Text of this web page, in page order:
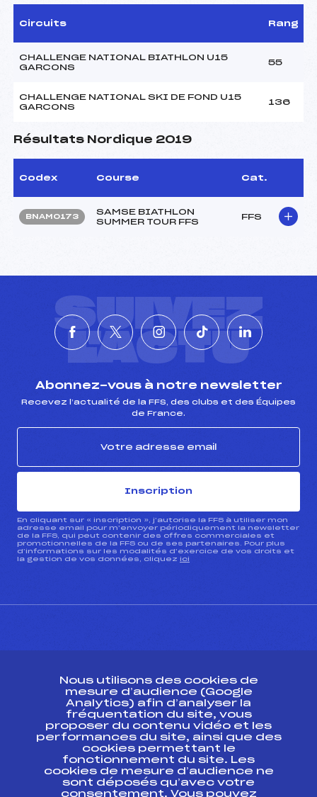
Circuits Rang
CHALLENGE NATIONAL BIATHLON U15
GARCONS
55
CHALLENGE NATIONAL SKI DE FOND U15
GARCONS
136
Résultats Nordique 2019
Codex Course Cat.
BNAM0173
SAMSE BIATHLON
SUMMER TOUR FFS
FFS
SUIVEZ
L'ACTU
Abonnez-vous à notre newsletter
Recevez l’actualité de la FFS, des clubs et des Équipes
de France.
Inscription
En cliquant sur « inscription », j’autorise la FFS à utiliser mon
adresse email pour m’envoyer périodiquement la newsletter
de la FFS, qui peut contenir des offres commerciales et
promotionnelles de la FFS ou de ses partenaires. Pour plus
d’informations sur les modalités d’exercice de vos droits et
la gestion de vos données, cliquez ici
ESPACE PRESSE
Ressources
Pass’Neige
Projet sportif fédéral
Projet de performance fédéral
Antidopage
Nous utilisons des cookies de
mesure d’audience (Google
Analytics) afin d’analyser la
fréquentation du site, vous
proposer du contenu vidéo et les
performances du site, ainsi que des
cookies permettant le
fonctionnement du site. Les
cookies de mesure d’audience ne
sont déposés qu’avec votre
consentement. Vous pouvez